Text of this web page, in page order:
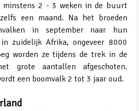
minstens 2 - 3 weken in de buurt
een maand. Na het broeden
in september naar hun
in zuidelijk Afrika, ongeveer 8000
worden ze tijdens de trek in de
grote aantallen afgeschoten.
een boomvalk 2 tot 3 jaar oud.